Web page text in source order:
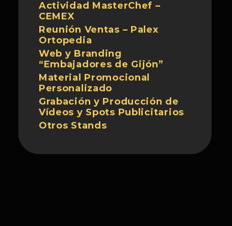
Actividad MasterChef –
CEMEX
Reunión Ventas – Palex
Ortopedia
Web y Branding
“Embajadores de Gijón”
Material Promocional
Personalizado
Grabación y Producción de
Vídeos y Spots Publicitarios
Otros Stands